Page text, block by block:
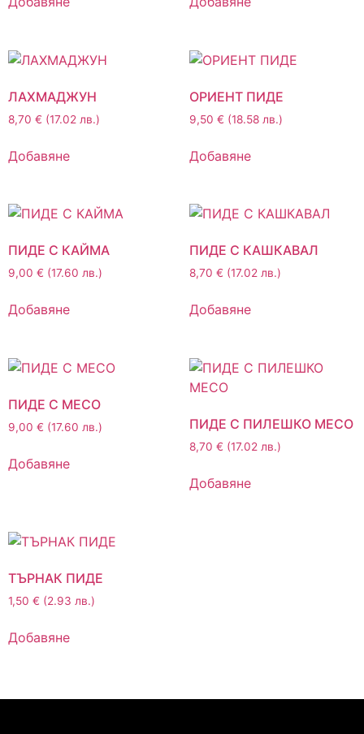
ЛАХМАДЖУН
8,70 € (17.02 лв.)
Добавяне
ОРИЕНТ ПИДЕ
9,50 € (18.58 лв.)
Добавяне
ПИДЕ С КАЙМА
9,00 € (17.60 лв.)
Добавяне
ПИДЕ С КАШКАВАЛ
8,70 € (17.02 лв.)
Добавяне
ПИДЕ С МЕСО
9,00 € (17.60 лв.)
Добавяне
ПИДЕ С ПИЛЕШКО МЕСО
8,70 € (17.02 лв.)
Добавяне
ТЪРНАК ПИДЕ
1,50 € (2.93 лв.)
Добавяне